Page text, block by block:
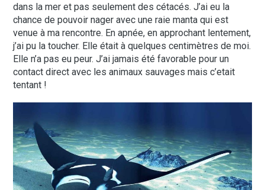
dans la mer et pas seulement des cétacés. J’ai eu la
chance de pouvoir nager avec une raie manta qui est
venue à ma rencontre. En apnée, en approchant lentement,
j’ai pu la toucher. Elle était à quelques centimètres de moi.
Elle n’a pas eu peur. J’ai jamais été favorable pour un
contact direct avec les animaux sauvages mais c’etait
tentant !